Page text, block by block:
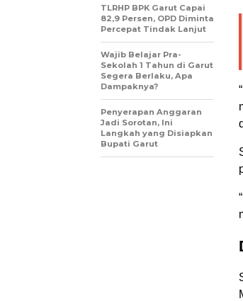
TLRHP BPK Garut Capai
82,9 Persen, OPD Diminta
Percepat Tindak Lanjut
Wajib Belajar Pra-
Sekolah 1 Tahun di Garut
Segera Berlaku, Apa
Dampaknya?
Penyerapan Anggaran
Jadi Sorotan, Ini
Langkah yang Disiapkan
Bupati Garut